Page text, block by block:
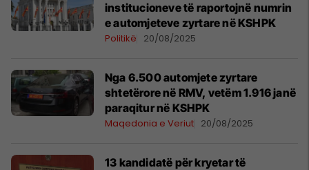
institucioneve të raportojnë numrin
e automjeteve zyrtare në KSHPK
Politikë 20/08/2025
Nga 6.500 automjete zyrtare
shtetërore në RMV, vetëm 1.916 janë
paraqitur në KSHPK
Maqedonia e Veriut 20/08/2025
13 kandidatë për kryetar të